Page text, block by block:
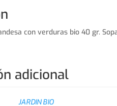
con verduras bio 40 gr.
adicional
JARDIN BIO